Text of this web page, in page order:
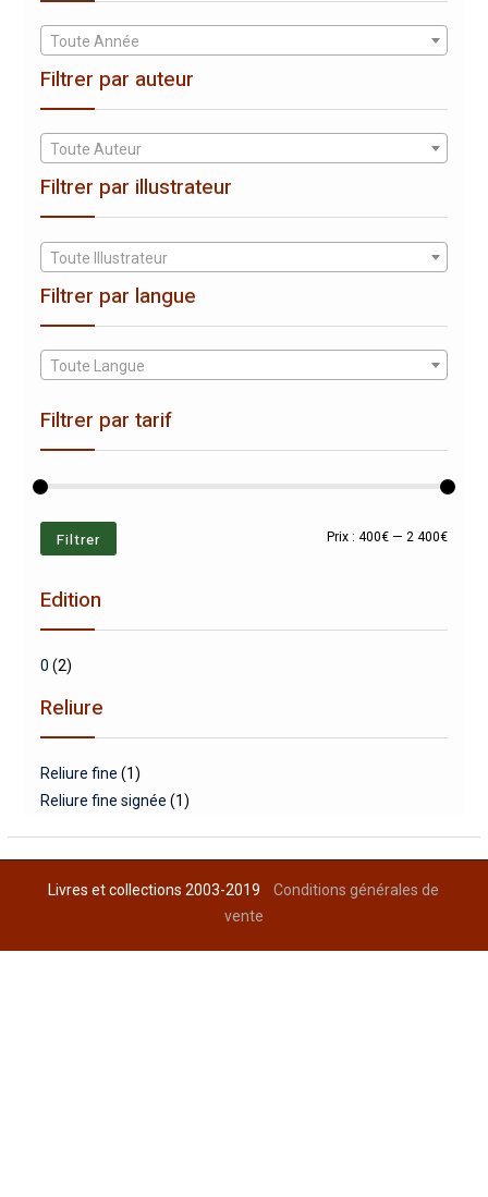
Toute Année
Filtrer par auteur
Toute Auteur
Filtrer par illustrateur
Toute Illustrateur
Filtrer par langue
Toute Langue
Filtrer par tarif
Prix
Prix
Filtrer Prix :400€ —2 400€
Edition
0 (2)
Reliure
Reliure fine (1)
Reliure fine signée (1)
Livres et collections 2003-2019Conditions générales de
vente